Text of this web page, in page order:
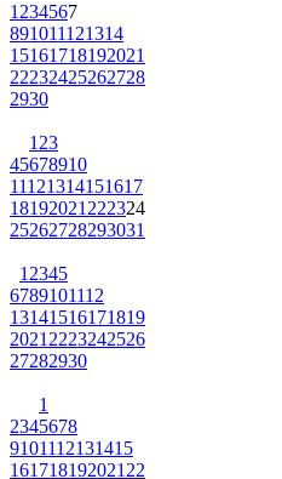
1234567
891011121314
15161718192021
22232425262728
2930
123
45678910
11121314151617
18192021222324
25262728293031
12345
6789101112
13141516171819
20212223242526
27282930
1
2345678
9101112131415
16171819202122